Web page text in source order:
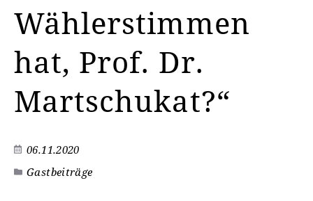
Wählerstimmen
hat, Prof. Dr.
Martschukat?“
06.11.2020
Gastbeiträge